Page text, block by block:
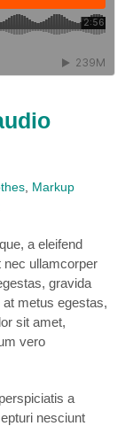
, Markup
a eleifend
nec ullamcorper
gravida
metus egestas,
sit amet,
vero
a
nesciunt